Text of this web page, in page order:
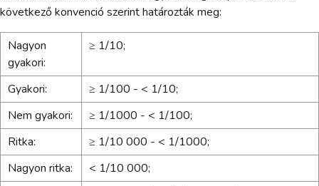
következő konvenció szerint határozták meg:
Nagyon
gyakori:
≥ 1/10;
Gyakori:
≥ 1/100 - < 1/10;
Nem gyakori:
≥ 1/1000 - < 1/100;
Ritka:
≥ 1/10 000 - < 1/1000;
Nagyon ritka:
< 1/10 000;